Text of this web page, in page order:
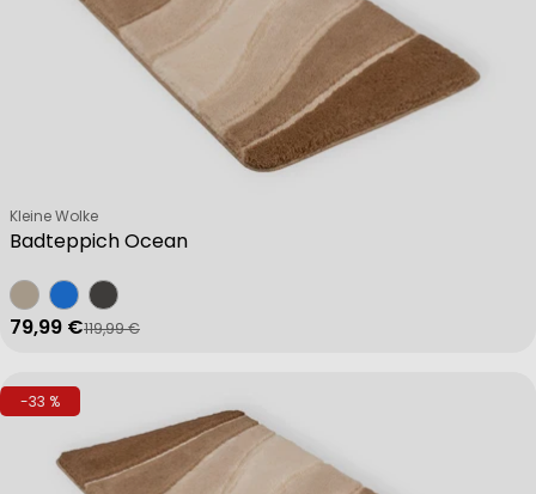
Badteppich Ocean
Verkäufer:
Kleine Wolke
Verkaufspreis
79,99 €
Regulärer Preis
119,99 €
-33 %